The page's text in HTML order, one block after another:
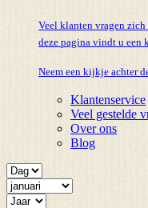
Veel klanten vragen
deze pagina vindt u een
Neem een kijkje achter
Klantenservice
Veel gestelde
Over ons
Blog